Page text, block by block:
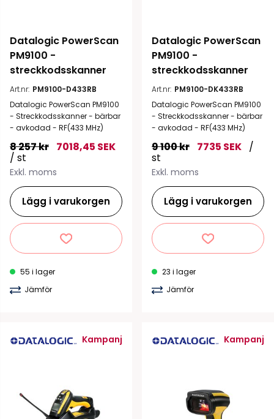
Datalogic PowerScan
PM9100 -
streckkodsskanner
Art.nr: PM9100-D433RB
Datalogic PowerScan PM9100
- Streckkodsskanner - bärbar
- avkodad - RF(433 MHz)
8 257 kr 7018,45 SEK
/ st
Exkl. moms
Lägg i varukorgen
55 i lager
Jämför
Datalogic PowerScan
PM9100 -
streckkodsskanner
Art.nr: PM9100-DK433RB
Datalogic PowerScan PM9100
- Streckkodsskanner - bärbar
- avkodad - RF(433 MHz)
9 100 kr 7735 SEK /
st
Exkl. moms
Lägg i varukorgen
23 i lager
Jämför
Kampanj Kampanj